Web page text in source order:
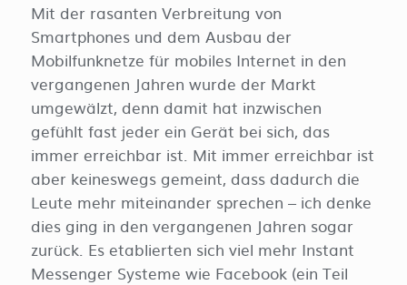
Mit der rasanten Verbreitung von
Smartphones und dem Ausbau der
Mobilfunknetze für mobiles Internet in den
vergangenen Jahren wurde der Markt
umgewälzt, denn damit hat inzwischen
gefühlt fast jeder ein Gerät bei sich, das
immer erreichbar ist. Mit immer erreichbar ist
aber keineswegs gemeint, dass dadurch die
Leute mehr miteinander sprechen – ich denke
dies ging in den vergangenen Jahren sogar
zurück. Es etablierten sich viel mehr Instant
Messenger Systeme wie Facebook (ein Teil